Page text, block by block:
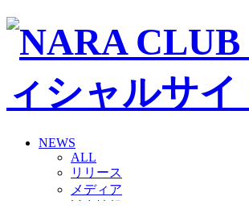
NEWS
ALL
リリース
メディア